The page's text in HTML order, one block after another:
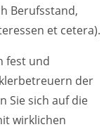
Berufsstand,
et cetera).
fest und
der
Sie sich auf die
wirklichen